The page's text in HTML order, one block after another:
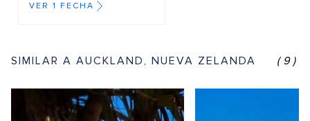
VER 1 FECHA
SIMILAR A AUCKLAND, NUEVA ZELANDA (9)